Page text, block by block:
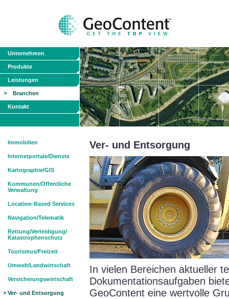
Unternehmen
Produkte
Leistungen
Branchen
Kontakt
Immobilien
Internetportale/Dienste
Kartographie/GIS
Kommunen/Öffentliche
Verwaltung
Location-Based Services
Navigation/Telematik
Rettung/Verteidigung/
Katastrophenschutz
Tourismus/Freizeit
Umwelt/Landwirtschaft
Versicherungswirtschaft
Ver- und Entsorgung
Ver- und Entsorgung
In vielen Bereichen aktueller
Dokumentationsaufgaben
GeoContent eine wertvolle